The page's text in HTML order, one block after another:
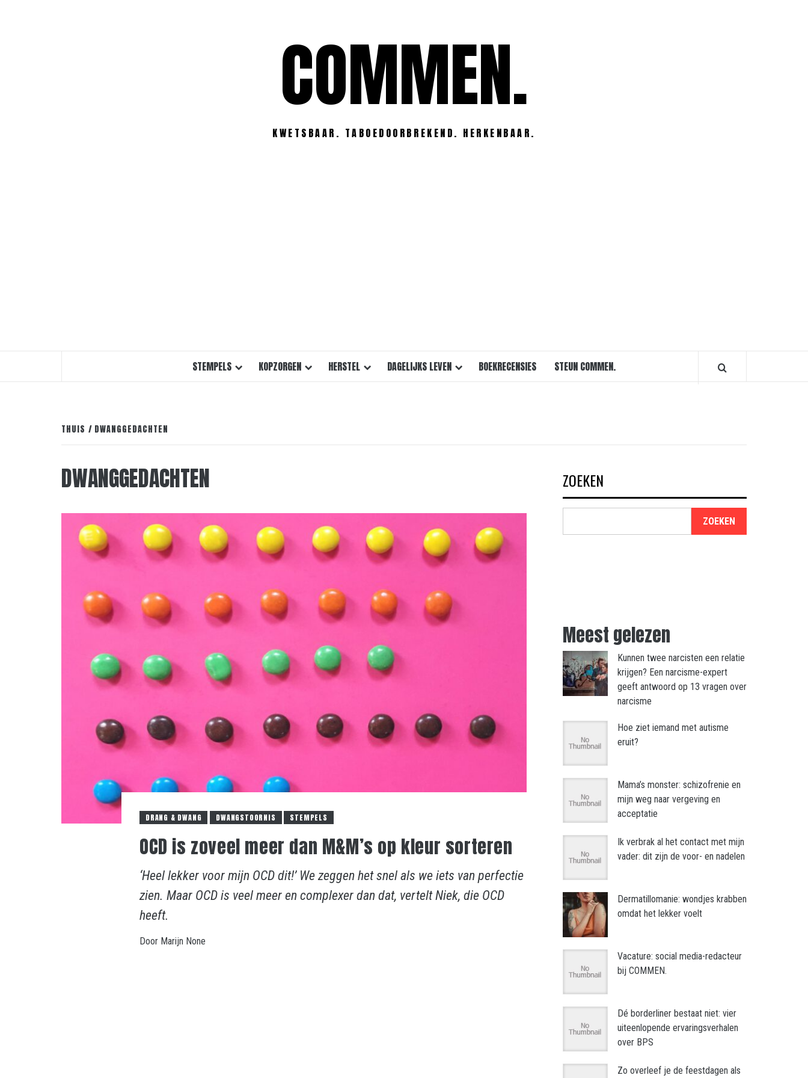
COMMEN.
KWETSBAAR. TABOEDOORBREKEND. HERKENBAAR.
STEMPELS KOPZORGEN HERSTEL DAGELIJKS LEVEN BOEKRECENSIES STEUN COMMEN.
THUIS DWANGGEDACHTEN
DWANGGEDACHTEN
DRANG & DWANG DWANGSTOORNIS STEMPELS
OCD is zoveel meer dan M&M’s op kleur sorteren
‘Heel lekker voor mijn OCD dit!’ We zeggen het snel als we iets van perfectie
zien. Maar OCD is veel meer en complexer dan dat, vertelt Niek, die OCD
heeft.
Door Marijn None
ZOEKEN
ZOEKEN
Meest gelezen
Kunnen twee narcisten een relatie
krijgen? Een narcisme-expert
geeft antwoord op 13 vragen over
narcisme
Hoe ziet iemand met autisme
eruit?
Mama’s monster: schizofrenie en
mijn weg naar vergeving en
acceptatie
Ik verbrak al het contact met mijn
vader: dit zijn de voor- en nadelen
Dermatillomanie: wondjes krabben
omdat het lekker voelt
Vacature: social media-redacteur
bij COMMEN.
Dé borderliner bestaat niet: vier
uiteenlopende ervaringsverhalen
over BPS
Zo overleef je de feestdagen als